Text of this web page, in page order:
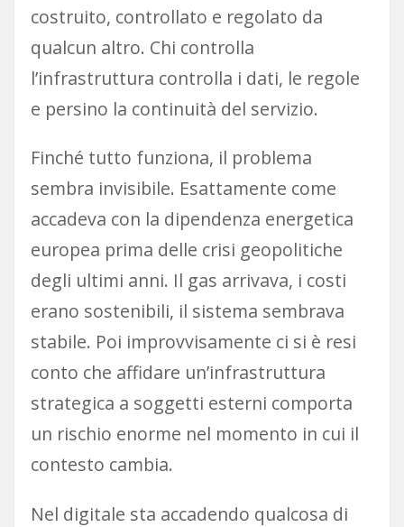
costruito, controllato e regolato da
qualcun altro. Chi controlla
l’infrastruttura controlla i dati, le regole
e persino la continuità del servizio.
Finché tutto funziona, il problema
sembra invisibile. Esattamente come
accadeva con la dipendenza energetica
europea prima delle crisi geopolitiche
degli ultimi anni. Il gas arrivava, i costi
erano sostenibili, il sistema sembrava
stabile. Poi improvvisamente ci si è resi
conto che affidare un’infrastruttura
strategica a soggetti esterni comporta
un rischio enorme nel momento in cui il
contesto cambia.
Nel digitale sta accadendo qualcosa di